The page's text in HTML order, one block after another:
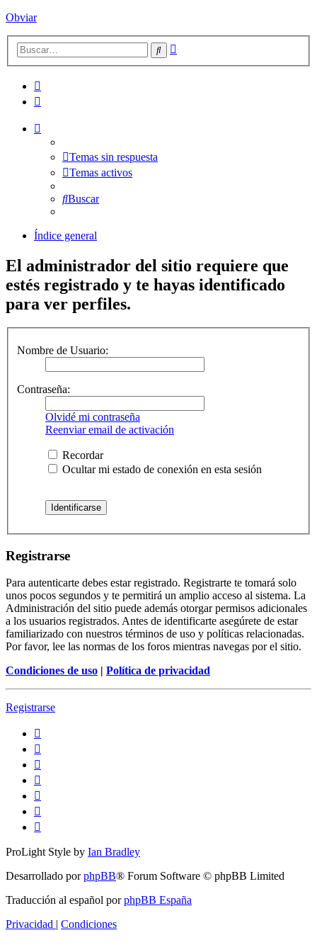
Obviar
Buscar
Temas sin respuesta
Temas activos
Buscar
Índice general
El administrador del sitio requiere que
estés registrado y te hayas identificado
para ver perfiles.
Nombre de Usuario:
Contraseña:
Olvidé mi contraseña
Reenviar email de activación
Recordar
Ocultar mi estado de conexión en esta sesión
Registrarse
Para autenticarte debes estar registrado. Registrarte te tomará solo
unos pocos segundos y te permitirá un amplio acceso al sistema. La
Administración del sitio puede además otorgar permisos adicionales
a los usuarios registrados. Antes de identificarte asegúrete de estar
familiarizado con nuestros términos de uso y políticas relacionadas.
Por favor, lee las normas de los foros mientras navegas por el sitio.
Condiciones de uso | Política de privacidad
Registrarse
ProLight Style by Ian Bradley
Desarrollado porphpBB® Forum Software © phpBB Limited
Traducción al español porphpBB España
Privacidad | Condiciones